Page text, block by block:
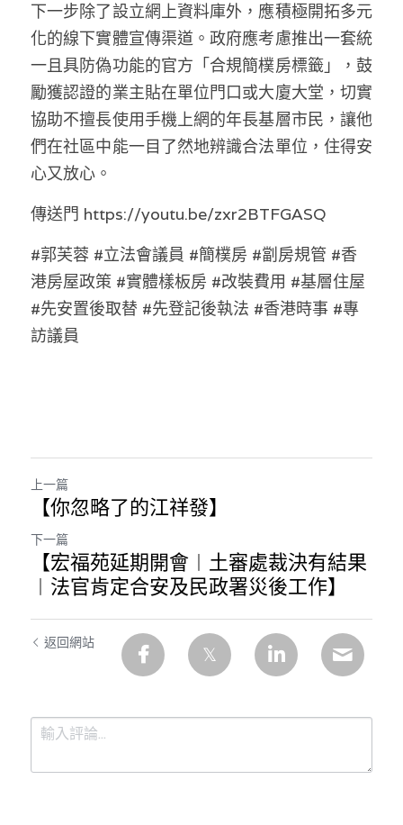
下一步除了設立網上資料庫外，應積極開拓多元
化的線下實體宣傳渠道。政府應考慮推出一套統
一且具防偽功能的官方「合規簡樸房標籤」，鼓
勵獲認證的業主貼在單位門口或大廈大堂，切實
協助不擅長使用手機上網的年長基層市民，讓他
們在社區中能一目了然地辨識合法單位，住得安
心又放心。
傳送門 https://youtu.be/zxr2BTFGASQ
#郭芙蓉 #立法會議員 #簡樸房 #劏房規管 #香
港房屋政策 #實體樣板房 #改裝費用 #基層住屋
#先安置後取替 #先登記後執法 #香港時事 #專
訪議員
上一篇
【你忽略了的江祥發】
下一篇
【宏福苑延期開會︱土審處裁決有結果
︱法官肯定合安及民政署災後工作】
返回網站